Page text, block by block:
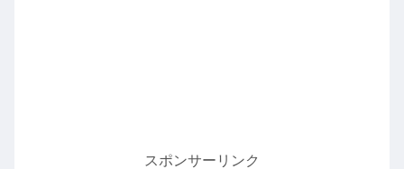
スポンサーリンク